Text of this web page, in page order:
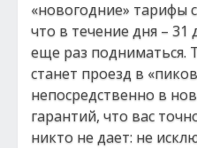
«новогодние» тарифы
что в течение дня – 31
еще раз подниматься.
станет проезд в
непосредственно в
гарантий, что вас
никто не дает: не